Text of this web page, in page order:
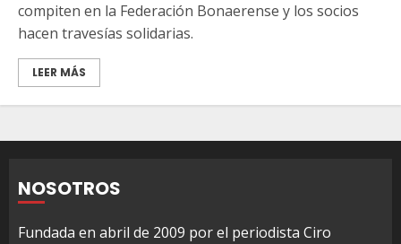
compiten en la Federación Bonaerense y los socios
hacen travesías solidarias.
LEER MÁS
NOSOTROS
Fundada en abril de 2009 por el periodista Ciro